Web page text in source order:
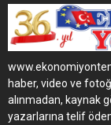
iletişim projesi ile
reklamcılık
iyileri arasında
Aygaz, Aygaz
markası ile MIXX
and Interactive
Awards Türkiye
“Arama Motoru”
haber, video ve
alınmadan, kaynak
yazarlarına telif